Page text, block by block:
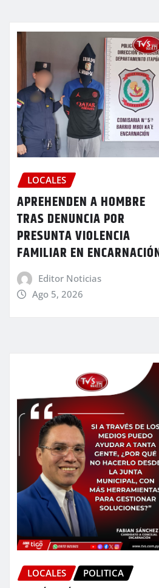
LOCALES
APREHENDEN A HOMBRE
TRAS DENUNCIA POR
PRESUNTA VIOLENCIA
FAMILIAR EN
Editor Noticias
Ago 5, 2026
LOCALES POLITICA